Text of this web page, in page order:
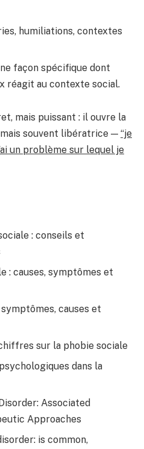
humiliations, contextes
façon spécifique dont
réagit au contexte social.
mais puissant : il ouvre la
souvent libératrice — “je
un problème sur lequel je
: conseils et
: causes, symptômes et
symptômes, causes et
sur la phobie sociale
dans la
Associated
Approaches
is common,